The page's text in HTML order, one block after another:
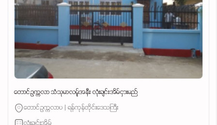
တောင်ဥက္ကလာ သံသုမာလမ်ူအနီး လုံးချင်းအိမ်ငှားမည်
တောင်ဥက္ကလာပ | ရန်ကုန်တိုင်းဒေသကြီး